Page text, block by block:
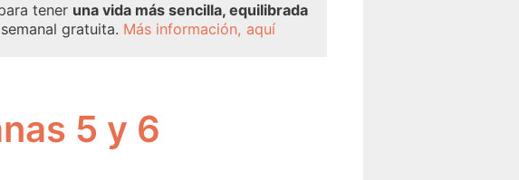
tener una vida más sencilla, equilibrada
gratuita. Más información, aquí
5 y 6